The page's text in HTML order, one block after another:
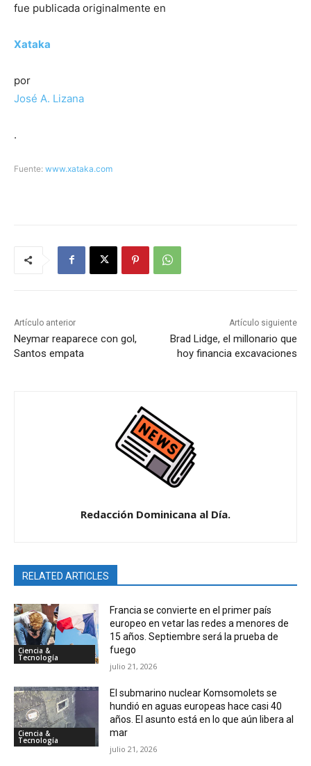
fue publicada originalmente en
Xataka
por
José A. Lizana
.
Fuente: www.xataka.com
Artículo anterior
Neymar reaparece con gol,
Santos empata
Artículo siguiente
Brad Lidge, el millonario que
hoy financia excavaciones
Redacción Dominicana al Día.
RELATED ARTICLES
Ciencia &
Tecnología
Francia se convierte en el primer país
europeo en vetar las redes a menores de
15 años. Septiembre será la prueba de
fuego
julio 21, 2026
Ciencia &
Tecnología
El submarino nuclear Komsomolets se
hundió en aguas europeas hace casi 40
años. El asunto está en lo que aún libera al
mar
julio 21, 2026